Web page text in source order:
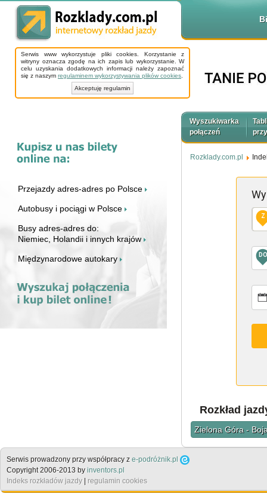
Serwis www wykorzystuje pliki cookies. Korzystanie z
witryny oznacza zgodę na ich zapis lub wykorzystanie. W
celu uzyskania dodatkowych informacji należy zapoznać
się z naszym regulaminem wykorzystywania plików cookies
Akceptuję regulamin
Przejazdy adres-adres po Polsce
Autobusy i pociągi w Polsce
Busy adres-adres do:
Niemiec, Holandii i innych krajów
Międzynarodowe autokary
Wyszukiwarka
połączeń
Rozklady.com.pl
Z
DO
Rozkład
Zielona Góra -
Serwis prowadzony przy współpracy z e-podróżnik.pl
Copyright 2006-2013 by inventors.pl
Indeks rozkładów jazdy | regulamin cookies